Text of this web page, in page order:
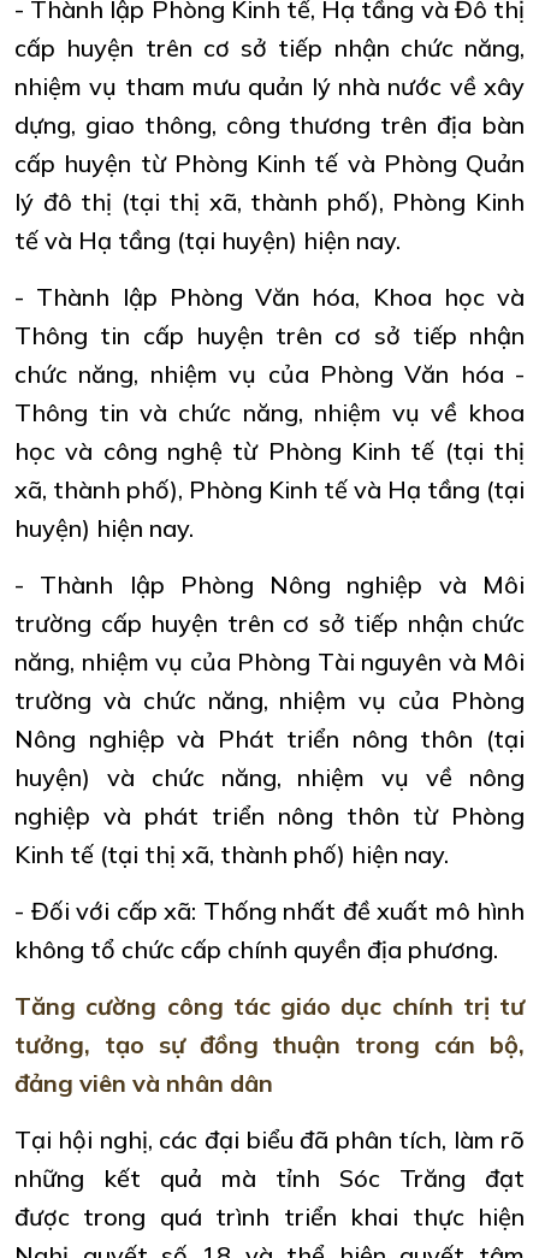
- Thành lập Phòng Kinh tế, Hạ tầng và Đô thị
cấp huyện trên cơ sở tiếp nhận chức năng,
nhiệm vụ tham mưu quản lý nhà nước về xây
dựng, giao thông, công thương trên địa bàn
cấp huyện từ Phòng Kinh tế và Phòng Quản
lý đô thị (tại thị xã, thành phố), Phòng Kinh
tế và Hạ tầng (tại huyện) hiện nay.
- Thành lập Phòng Văn hóa, Khoa học và
Thông tin cấp huyện trên cơ sở tiếp nhận
chức năng, nhiệm vụ của Phòng Văn hóa -
Thông tin và chức năng, nhiệm vụ về khoa
học và công nghệ từ Phòng Kinh tế (tại thị
xã, thành phố), Phòng Kinh tế và Hạ tầng (tại
huyện) hiện nay.
- Thành lập Phòng Nông nghiệp và Môi
trường cấp huyện trên cơ sở tiếp nhận chức
năng, nhiệm vụ của Phòng Tài nguyên và Môi
trường và chức năng, nhiệm vụ của Phòng
Nông nghiệp và Phát triển nông thôn (tại
huyện) và chức năng, nhiệm vụ về nông
nghiệp và phát triển nông thôn từ Phòng
Kinh tế (tại thị xã, thành phố) hiện nay.
- Đối với cấp xã: Thống nhất đề xuất mô hình
không tổ chức cấp chính quyền địa phương.
Tăng cường công tác giáo dục chính trị tư
tưởng, tạo sự đồng thuận trong cán bộ,
đảng viên và nhân dân
Tại hội nghị, các đại biểu đã phân tích, làm rõ
những kết quả mà tỉnh Sóc Trăng đạt
được trong quá trình triển khai thực hiện